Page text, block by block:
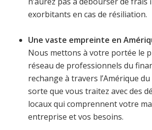
exorbitants en cas de résiliation.
Une vaste empreinte en
Nous mettons à votre portée le
réseau de professionnels du
rechange à travers l’Amérique
sorte que vous traitez avec des
locaux qui comprennent votre
entreprise et vos besoins.